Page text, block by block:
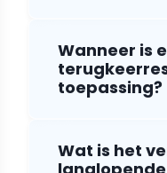
Wanneer is
toepassing?
Wat is het